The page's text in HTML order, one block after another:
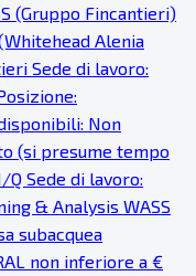
(Gruppo Fincantieri)
Alenia
Sede di lavoro:
Non
(si presume tempo
Sede di lavoro:
& Analysis WASS
subacquea
non inferiore a €